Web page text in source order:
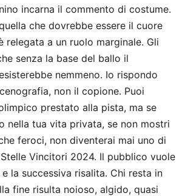
incarna il commento di costume.
che dovrebbe essere il cuore
relegata a un ruolo marginale. Gli
senza la base del ballo il
nemmeno. Io rispondo
non il copione. Puoi
prestato alla pista, ma se
nella tua vita privata, se non mostri
feroci, non diventerai mai uno di
Vincitori 2024. Il pubblico vuole
la successiva risalita. Chi resta in
fine risulta noioso, algido, quasi